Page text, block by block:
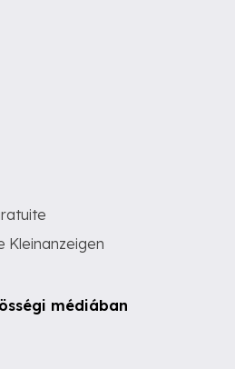
Kleinanzeigen
médiában